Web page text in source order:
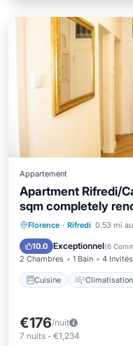
Appartement
Apartment Rifredi/
sqm completely
Florence · Rifredi 0.53 mi
10.0 Exceptionnel(6
2 Chambres 1 Bain 4 Invités
Cuisine Climatisation
Cuisine
Adapté aux
€176/nuit
7 nuits - €1,234